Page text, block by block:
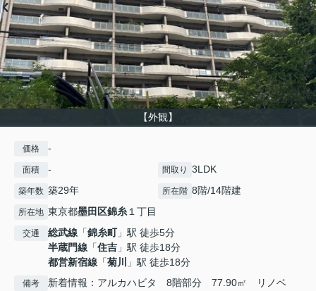
【外観】
価格 -
面積 - 間取り 3LDK
築年数 築29年 所在階 8階/14階建
所在地 東京都墨田区錦糸１丁目
交通 総武線 「錦糸町」駅 徒歩5分
半蔵門線 「住吉 」駅 徒歩18分
都営新宿線 「菊川 」駅 徒歩18分
備考
新着情報：アルカハビタ 8階部分 77.90㎡ リノベ